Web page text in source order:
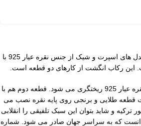
رکاب نقره پیچک مردانه از مدل های اسپرت و شیک از جنس نقره عیار 925 با
این رکاب انگشت از کارهای دو قطعه است.
قطعه اول با قالبی مجزا از نقره عیار 925 ریختگری می شود. قطعه دوم هم با
قطعه طلایی و برنجی روی پایه نقره نصب می
ترکیه و شاید بتوان این سبک تلفیقی را انقلابی
دانست که به سراسر جهان صادر می شود. شماره